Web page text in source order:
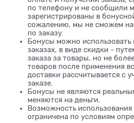
по телефону и не сообщили
зарегистрированы в
сожалению, мы не сможем
по заказу.
Бонусы можно
заказах, в виде скидки -
заказа за товары, но не
товаров после применения
доставки рассчитывается с
заказе.
Бонусы не являются
меняются на деньги.
Возможность
ограничена по условиям